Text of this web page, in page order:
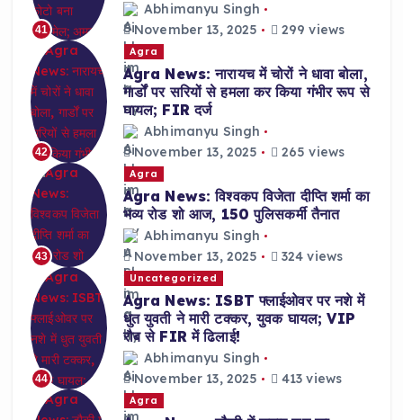
41
Abhimanyu Singh
November 13, 2025
299 views
42
Agra
Agra News: नारायच में चोरों ने धावा बोला,
गार्डों पर सरियों से हमला कर किया गंभीर रूप से
घायल; FIR दर्ज
Abhimanyu Singh
November 13, 2025
265 views
43
Agra
Agra News: विश्वकप विजेता दीप्ति शर्मा का
भव्य रोड शो आज, 150 पुलिसकर्मी तैनात
Abhimanyu Singh
November 13, 2025
324 views
44
Uncategorized
Agra News: ISBT फ्लाईओवर पर नशे में
धुत युवती ने मारी टक्कर, युवक घायल; VIP
रौब से FIR में ढिलाई!
Abhimanyu Singh
November 13, 2025
413 views
Agra